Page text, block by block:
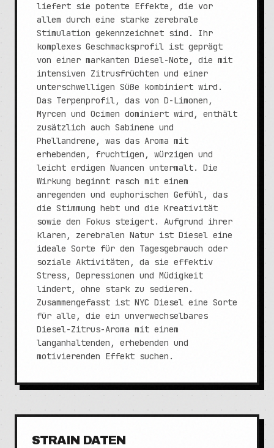
liefert sie potente Effekte, die vor
allem durch eine starke zerebrale
Stimulation gekennzeichnet sind. Ihr
komplexes Geschmacksprofil ist geprägt
von einer markanten Diesel-Note, die mit
intensiven Zitrusfrüchten und einer
unterschwelligen Süße kombiniert wird.
Das Terpenprofil, das von D-Limonen,
Myrcen und Ocimen dominiert wird, enthält
zusätzlich auch Sabinene und
Phellandrene, was das Aroma mit
erhebenden, fruchtigen, würzigen und
leicht erdigen Nuancen untermalt. Die
Wirkung beginnt rasch mit einem
anregenden und euphorischen Gefühl, das
die Stimmung hebt und die Kreativität
sowie den Fokus steigert. Aufgrund ihrer
klaren, zerebralen Natur ist Diesel eine
ideale Sorte für den Tagesgebrauch oder
soziale Aktivitäten, da sie effektiv
Stress, Depressionen und Müdigkeit
lindert, ohne stark zu sedieren.
Zusammengefasst ist NYC Diesel eine Sorte
für alle, die ein unverwechselbares
Diesel-Zitrus-Aroma mit einem
langanhaltenden, erhebenden und
motivierenden Effekt suchen.
STRAIN DATEN